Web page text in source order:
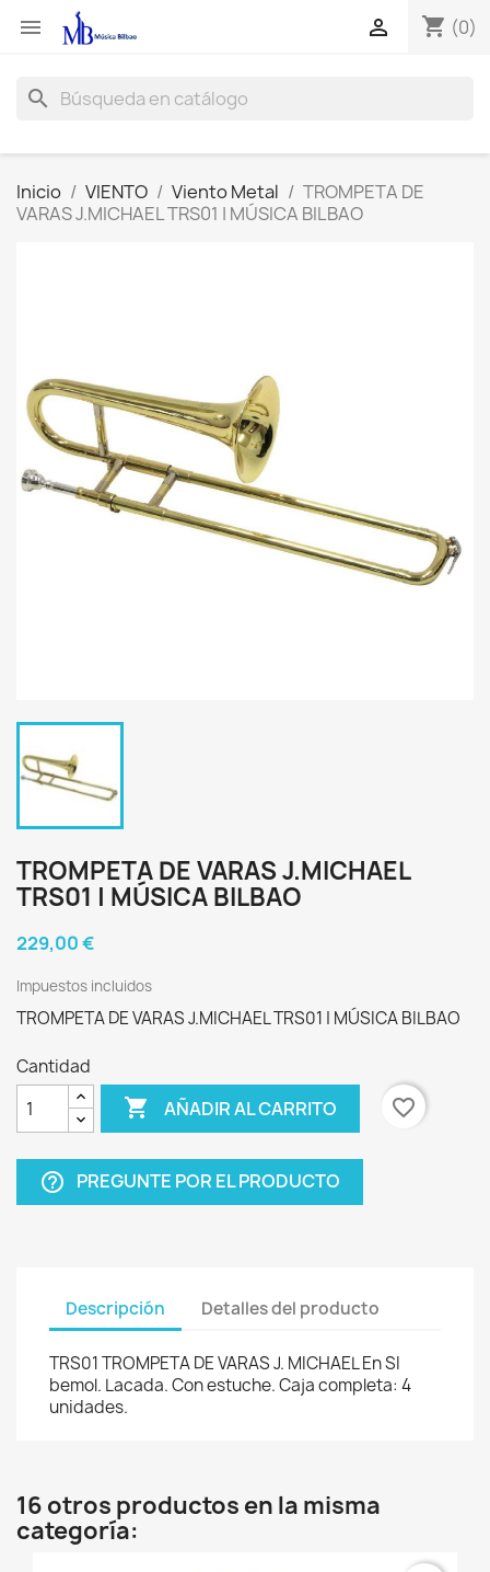
 shopping_cart (0)

search
Inicio VIENTO Viento Metal
TROMPETA DE
VARAS J.MICHAEL TRS01 | MÚSICA BILBAO
TROMPETA DE VARAS J.MICHAEL
TRS01 | MÚSICA BILBAO
229,00 €
Impuestos incluidos
TROMPETA DE VARAS J.MICHAEL TRS01 | MÚSICA BILBAO
Cantidad
 AÑADIR AL CARRITO favorite_border
help_outline PREGUNTE POR EL PRODUCTO
Descripción Detalles del producto
TRS01 TROMPETA DE VARAS J. MICHAEL En SI
bemol. Lacada. Con estuche. Caja completa: 4
unidades.
16 otros productos en la misma
categoría: